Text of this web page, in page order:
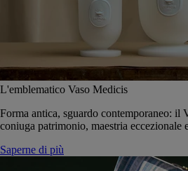
L'emblematico Vaso Medicis
Forma antica, sguardo contemporaneo: il
coniuga patrimonio, maestria eccezionale
Saperne di più